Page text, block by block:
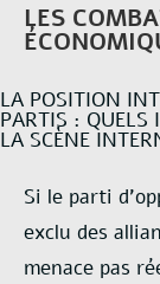
LES
LA POSITION
PARTIS : QUELS
LA SCÈNE
Si le parti
exclu des
menace pas